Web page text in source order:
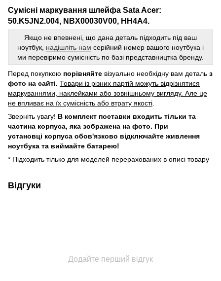
Сумісні маркування шлейфа Sata Acer:
50.K5JN2.004, NBX00030V00, HH4A4.
Якщо не впевнені, що дана деталь підходить під ваш
ноутбук, надішліть нам серійний номер вашого ноутбука і
ми перевіримо сумісність по базі представництка бренду.
Перед покупкою порівняйте візуально необхідну вам деталь з
фото на сайті. Товари із різних партій можуть відрізнятися
маркуваннями, наклейками або зовнішньому вигляду. Але це
не впливає на їх сумісність або втрату якості.
Зверніть увагу! В комплект поставки входить тільки та
частина корпуса, яка зображена на фото. При
установці корпуса обов'язково відключайте живлення
ноутбука та виймайте батарею!
* Підходить тілько для моделей перерахованих в описі товару
Відгуки
Додайте перший відгук